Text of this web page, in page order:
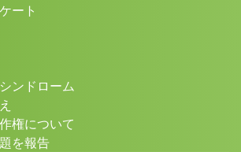
ート
ンドローム
権について
を報告